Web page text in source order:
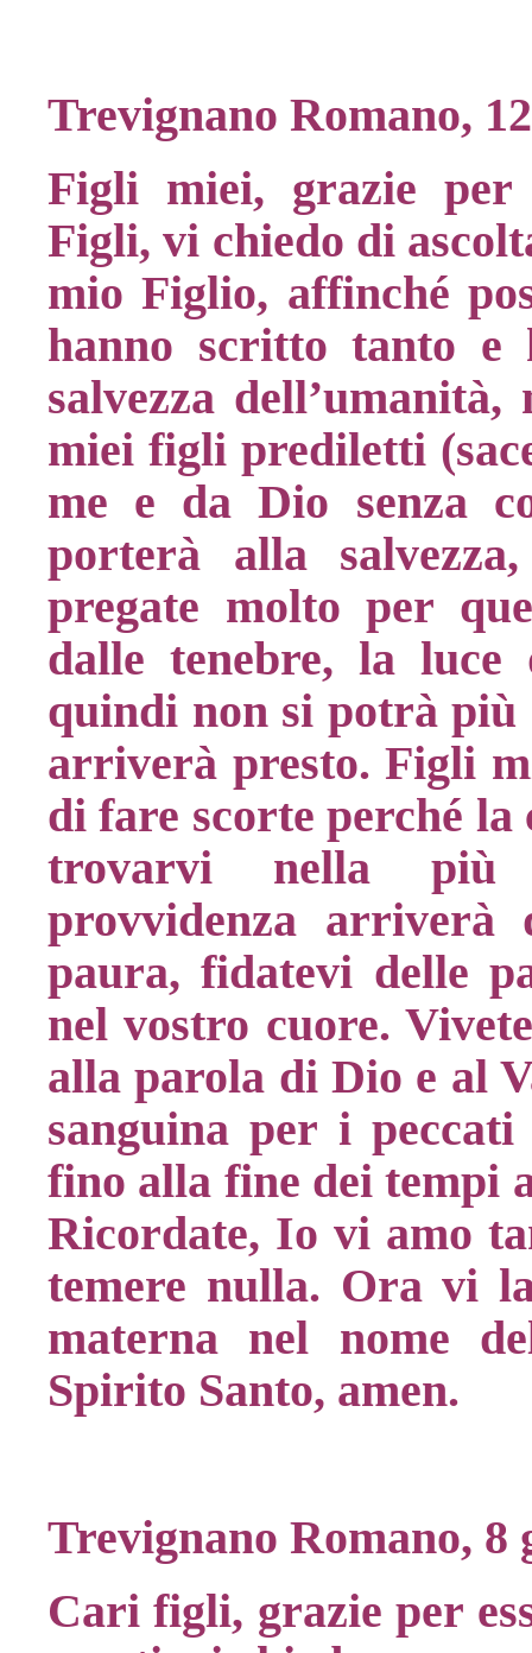
Trevignano Romano,
Figli miei, grazie per
Figli, vi chiedo di
mio Figlio, affinché
hanno scritto tanto e
salvezza
miei figli prediletti
me e da Dio senza
porterà alla
pregate molto per
dalle tenebre, la
quindi non si potrà
arriverà presto. Figli
di fare scorte perché
trovarvi nella più
provvidenza arriverà
paura, fidatevi delle
nel vostro cuore.
alla parola di Dio e al
sanguina per i
fino alla fine dei tempi
Ricordate, Io vi amo
temere nulla. Ora vi
materna nel nome
Spirito Santo, amen.
Trevignano Romano, 8
Cari figli, grazie per